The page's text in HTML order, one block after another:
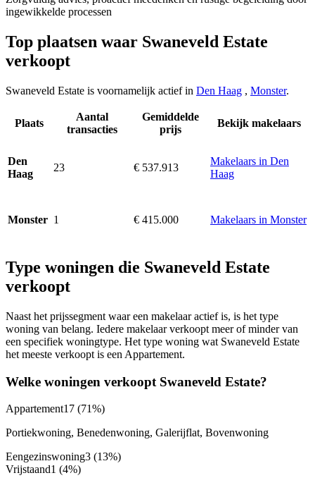
ingewikkelde processen
Top plaatsen waar Swaneveld Estate
verkoopt
Swaneveld Estate is voornamelijk actief in Den Haag , Monster.
Plaats
Aantal
transacties
Gemiddelde
prijs
Bekijk makelaars
Den
Haag
23 € 537.913
Makelaars in Den
Haag
Monster 1 € 415.000 Makelaars in Monster
Type woningen die Swaneveld Estate
verkoopt
Naast het prijssegment waar een makelaar actief is, is het type
woning van belang. Iedere makelaar verkoopt meer of minder van
een specifiek woningtype. Het type woning wat Swaneveld Estate
het meeste verkoopt is een Appartement.
Welke woningen verkoopt Swaneveld Estate?
Appartement17 (71%)
Portiekwoning, Benedenwoning, Galerijflat, Bovenwoning
Eengezinswoning3 (13%)
Vrijstaand1 (4%)